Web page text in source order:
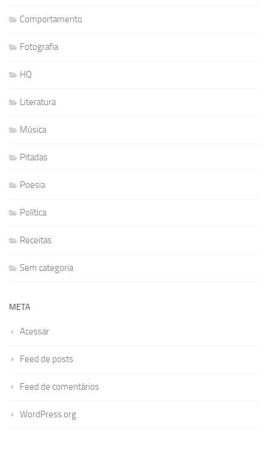
Comportamento
Fotografia
HQ
Literatura
Música
Pitadas
Poesia
Política
Receitas
Sem categoria
META
Acessar
Feed de posts
Feed de comentários
WordPress.org